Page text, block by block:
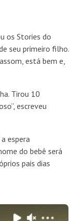
os Stories do
seu primeiro filho.
está bem e,
Tirou 10
escreveu
espera
do bebê será
pais dias